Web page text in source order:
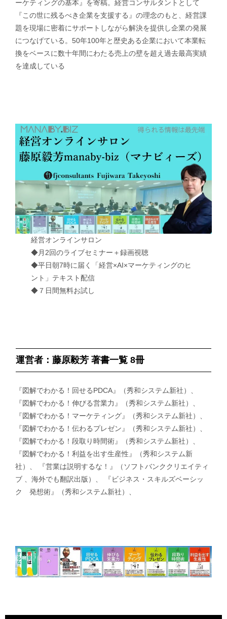
ーケティングの基本』を寄稿。経営コンサルタントとして
『この世に残るべき企業を支援する』の理念のもと、経営課
題を現場に密着にサポートしながら解決を提供し企業の発展
につなげている。50年100年と歴史ある企業において本業転
換をベースに数十年間にわたる売上の壁を超え過去最高実績
を達成している
経営オンラインサロン
◆月2回のライブセミナー＋録画視聴
◆平日朝7時に届く「経営×AI×マーケティングのヒ
ント」テキスト配信
◆７日間無料お試し
運営者：藤原毅芳 著書一覧 8冊
『図解でわかる！回せるPDCA』（秀和システム新社）、
『図解でわかる！伸びる営業力』（秀和システム新社）、
『図解でわかる！マーケティング』（秀和システム新社）、
『図解でわかる！伝わるプレゼン』（秀和システム新社）、
『図解でわかる！段取り時間術』（秀和システム新社）、
『図解でわかる！利益を出す生産性』（秀和システム新
社）、 『営業は説明するな！』（ソフトバンククリエイティ
ブ 、海外でも翻訳出版）、 『ビジネス・スキルズベーシッ
ク 発想術』（秀和システム新社）、